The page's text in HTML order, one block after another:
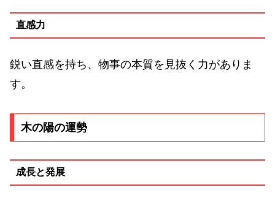
直感力
鋭い直感を持ち、物事の本質を見抜く力がありま
す。
木の陽の運勢
成長と発展